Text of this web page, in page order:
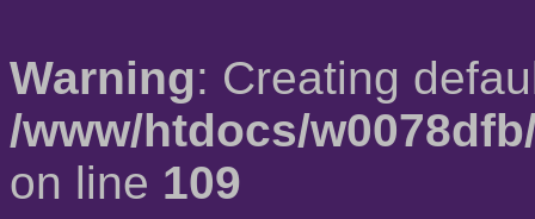
Warning: Creating
/www/htdocs/
on line 109